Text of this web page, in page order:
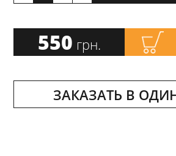
550 грн.
ЗАКАЗАТЬ В